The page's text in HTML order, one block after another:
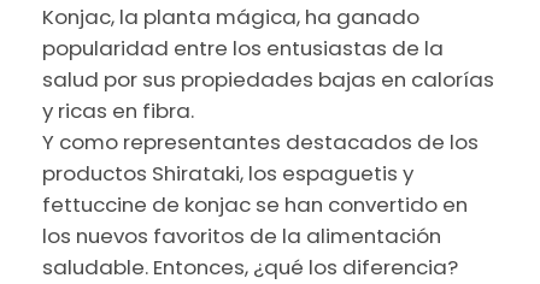
Konjac, la planta mágica, ha ganado
popularidad entre los entusiastas de la
salud por sus propiedades bajas en calorías
y ricas en fibra.
Y como representantes destacados de los
productos Shirataki, los espaguetis y
fettuccine de konjac se han convertido en
los nuevos favoritos de la alimentación
saludable. Entonces, ¿qué los diferencia?